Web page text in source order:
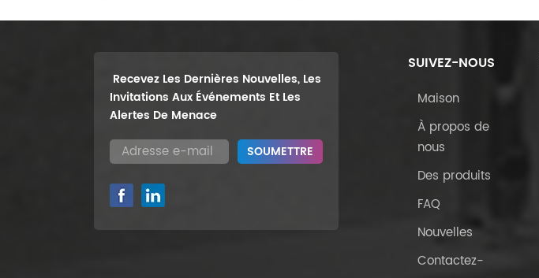
Recevez Les Dernières Nouvelles, Les
Invitations Aux Événements Et Les
Alertes De Menace
SUIVEZ-NOUS
Maison
À propos de
nous
Des produits
FAQ
Nouvelles
Contactez-